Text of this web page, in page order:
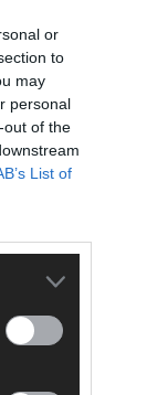
or
to
may
personal
out of the
List of